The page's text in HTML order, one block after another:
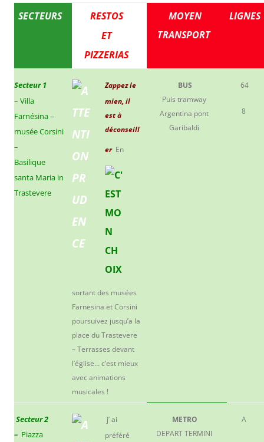
SECTEURS
RESTOS
ET
PIZZERIAS
MOYEN
TRANSPORT
LIGNES
Secteur 1
– Villa
Farnésina –
musée Corsini
–
Basilique
santa Maria in
Trastevere
Zappez le
mien, il
est à
déconseill
er En
sortant des musées
Farnesina et Corsini
poursuivez jusqu’a la
place du Trastevere
– Terrasses devant
l’église… c’est mieux
avec animations
musicales !
BUS
Puis tramway
Argentina pont
Garibaldi
64
8
Secteur 2
– Piazza
j’ ai
préféré
METRO
DEPART TERMINI
A